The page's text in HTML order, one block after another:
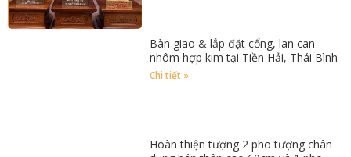
Bàn giao & lắp đặt cổng, lan can
nhôm hợp kim tại Tiền Hải, Thái Bình
Chi tiết »
Hoàn thiện tượng 2 pho tượng chân